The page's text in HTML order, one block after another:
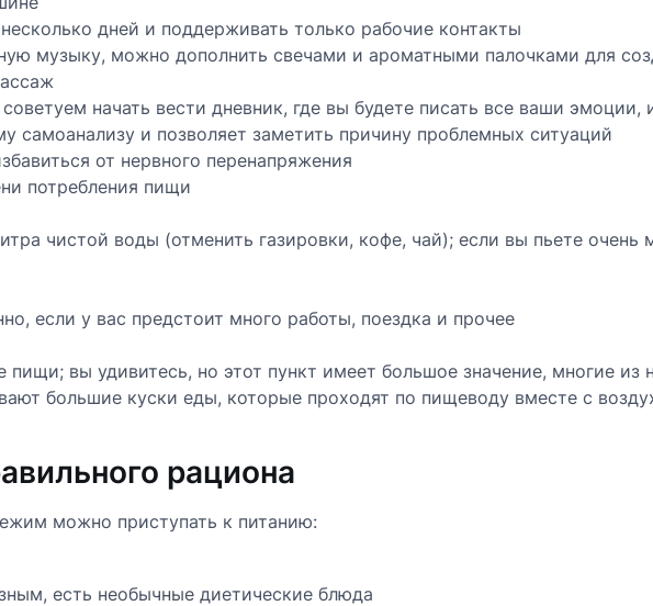
дней и поддерживать только рабочие контакты
музыку, можно дополнить свечами и ароматными палочками для
начать вести дневник, где вы будете писать все ваши
самоанализу и позволяет заметить причину проблемных ситуаций
от нервного перенапряжения
потребления пищи
чистой воды (отменить газировки, кофе, чай); если вы пьете
если у вас предстоит много работы, поездка и прочее
вы удивитесь, но этот пункт имеет большое значение, многие
большие куски еды, которые проходят по пищеводу вместе с
рациона
можно приступать к питанию:
есть необычные диетические блюда